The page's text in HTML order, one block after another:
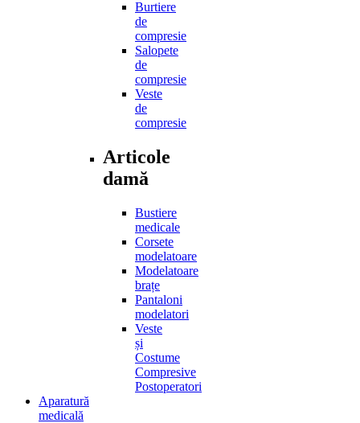
Burtiere
de
compresie
Salopete
de
compresie
Veste
de
compresie
Articole
damă
Bustiere
medicale
Corsete
modelatoare
Modelatoare
brațe
Pantaloni
modelatori
Veste
și
Costume
Compresive
Postoperatori
Aparatură
medicală